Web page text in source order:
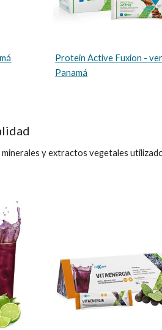
Protein Active Fuxion -
Panamá
y extractos vegetales